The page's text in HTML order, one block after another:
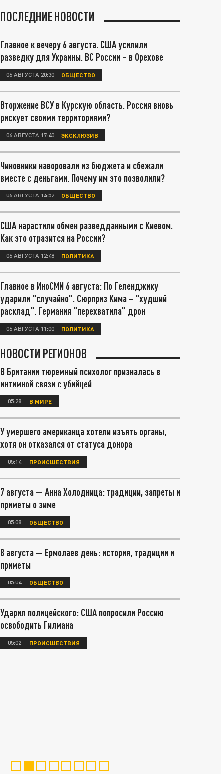
ПОСЛЕДНИЕ НОВОСТИ
Главное к вечеру 6 августа. США усилили
разведку для Украины. ВС России – в Орехове
06 АВГУСТА 20:30 ОБЩЕСТВО
Вторжение ВСУ в Курскую область. Россия вновь
рискует своими территориями?
06 АВГУСТА 17:40 ЭКСКЛЮЗИВ
Чиновники наворовали из бюджета и сбежали
вместе с деньгами. Почему им это позволили?
06 АВГУСТА 14:52 ОБЩЕСТВО
США нарастили обмен разведданными с Киевом.
Как это отразится на России?
06 АВГУСТА 12:48 ПОЛИТИКА
Главное в ИноСМИ 6 августа: По Геленджику
ударили "случайно". Сюрприз Кима – "худший
расклад". Германия "перехватила" дрон
06 АВГУСТА 11:00 ПОЛИТИКА
НОВОСТИ РЕГИОНОВ
В Британии тюремный психолог призналась в
интимной связи с убийцей
05:28 В МИРЕ
У умершего американца хотели изъять органы,
хотя он отказался от статуса донора
05:14 ПРОИСШЕСТВИЯ
7 августа — Анна Холодница: традиции, запреты и
приметы о зиме
05:08 ОБЩЕСТВО
8 августа — Ермолаев день: история, традиции и
приметы
05:04 ОБЩЕСТВО
Ударил полицейского: США попросили Россию
освободить Гилмана
05:02 ПРОИСШЕСТВИЯ